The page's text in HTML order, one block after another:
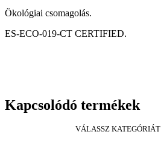
VÁLASSZ KATEGÓRIÁT
Ökológiai csomagolás.
ES-ECO-019-CT CERTIFIED.
Kapcsolódó termékek